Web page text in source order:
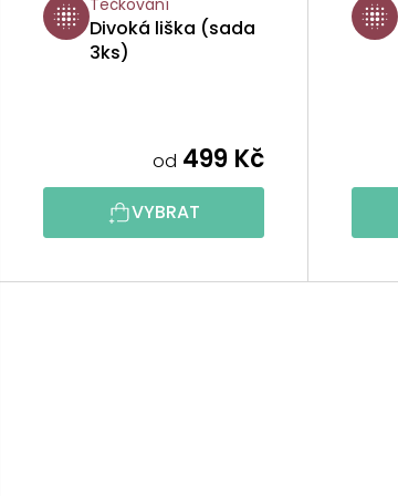
Divoká liška (sada
3ks)
od 499 Kč
VYBRAT